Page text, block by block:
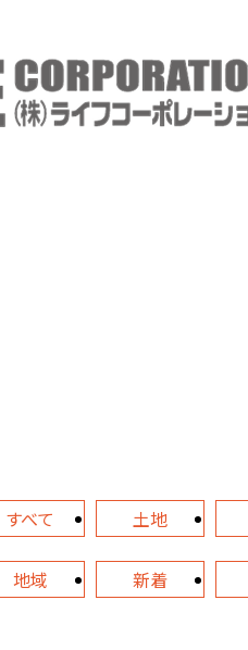
すべて 土地
地域 新着